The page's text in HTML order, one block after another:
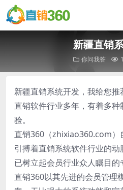
新疆直销
你问我答
新疆直销系统开发，我给您
直销软件行业多年，有着多
验。
直销360（zhixiao360.com）
引搏着直销系统软件行业的
已树立起会员行业众人瞩目的
直销360以其先进的会员管理